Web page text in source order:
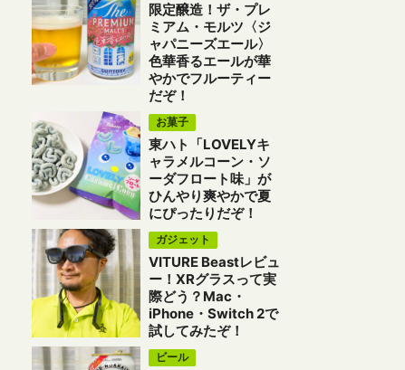
限定醸造！ザ・プレ
ミアム・モルツ〈ジ
ャパニーズエール〉
色華香るエールが華
やかでフルーティー
だぞ！
お菓子
東ハト「LOVELYキ
ャラメルコーン・ソ
ーダフロート味」が
ひんやり爽やかで夏
にぴったりだぞ！
ガジェット
VITURE Beastレビュ
ー！XRグラスって実
際どう？Mac・
iPhone・Switch 2で
試してみたぞ！
ビール